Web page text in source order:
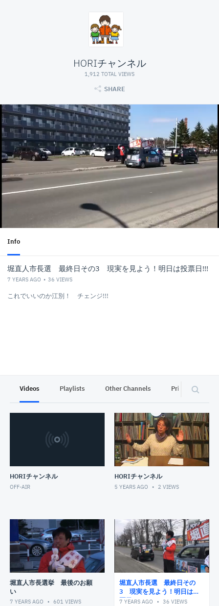
HORIチャンネル
1,912 TOTAL VIEWS
SHARE
Info
堀直人市長選 最終日その3 現実を見よう！明日は投票日!!!
7 YEARS AGO 36 VIEWS
これでいいのか江別！ チェンジ!!!
Videos Playlists Other Channels Privacy
HORIチャンネル
OFF-AIR
HORIチャンネル
5 YEARS AGO 2 VIEWS
堀直人市長選挙 最後のお願
い
7 YEARS AGO 601 VIEWS
堀直人市長選 最終日その
3 現実を見よう！明日は投
票日!!!
7 YEARS AGO 36 VIEWS